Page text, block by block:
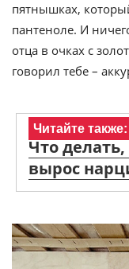
пятнышках,
пантеноле. И
отца в очках с
говорил тебе –
Читайте также:
Что
вырос